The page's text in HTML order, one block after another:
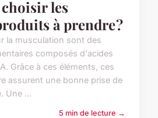
les
à prendre ?
la musculation sont des
composés d'acides
Grâce à ces éléments, ces
assurent une bonne prise de
Une ...
5 min de lecture →